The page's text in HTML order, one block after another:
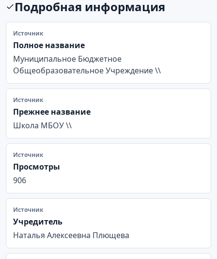
Подробная информация
Источник
Полное название
Муниципальное Бюджетное
Общеобразовательное Учреждение \\
Источник
Прежнее название
Школа МБОУ \\
Источник
Просмотры
906
Источник
Учредитель
Наталья Алексеевна Плющева